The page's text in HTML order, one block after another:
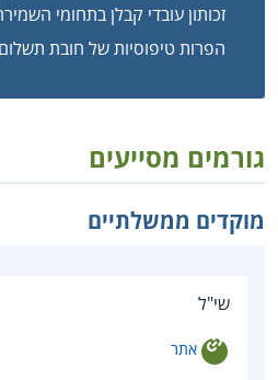
זכותון עובדי קבלן בתחומי
הפרות טיפוסיות של חובת
גורמים מסייעים
מוקדים ממשלתיים
שי"ל
אתר